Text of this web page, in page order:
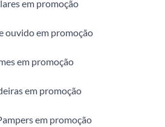
em promoção
ouvido em promoção
em promoção
em promoção
em promoção